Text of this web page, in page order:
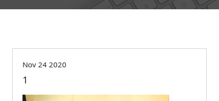
Nov 24 2020
1